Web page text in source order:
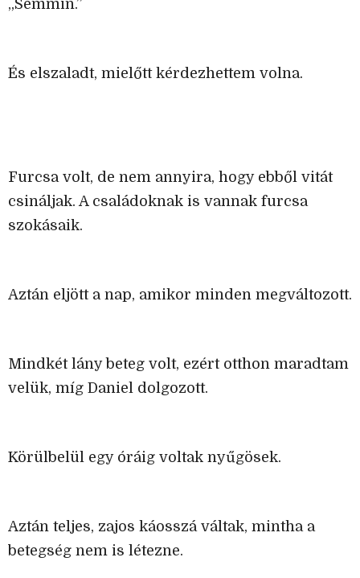
„Semmin.”
És elszaladt, mielőtt kérdezhettem volna.
Furcsa volt, de nem annyira, hogy ebből vitát
csináljak. A családoknak is vannak furcsa
szokásaik.
Aztán eljött a nap, amikor minden megváltozott.
Mindkét lány beteg volt, ezért otthon maradtam
velük, míg Daniel dolgozott.
Körülbelül egy óráig voltak nyűgösek.
Aztán teljes, zajos káosszá váltak, mintha a
betegség nem is létezne.